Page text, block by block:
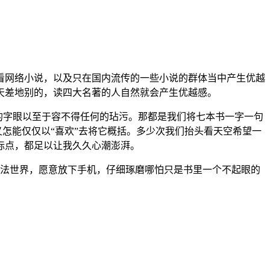
络小说，以及只在国内流传的一些小说的群体当中产生优越
地别的，读四大名著的人自然就会产生优越感。
眼以至于容不得任何的玷污。那都是我们将七本书一字一句
能仅仅以“喜欢”去将它概括。多少次我们抬头看天空希望一
，都足以让我久久心潮澎湃。
界，愿意放下手机，仔细琢磨哪怕只是书里一个不起眼的